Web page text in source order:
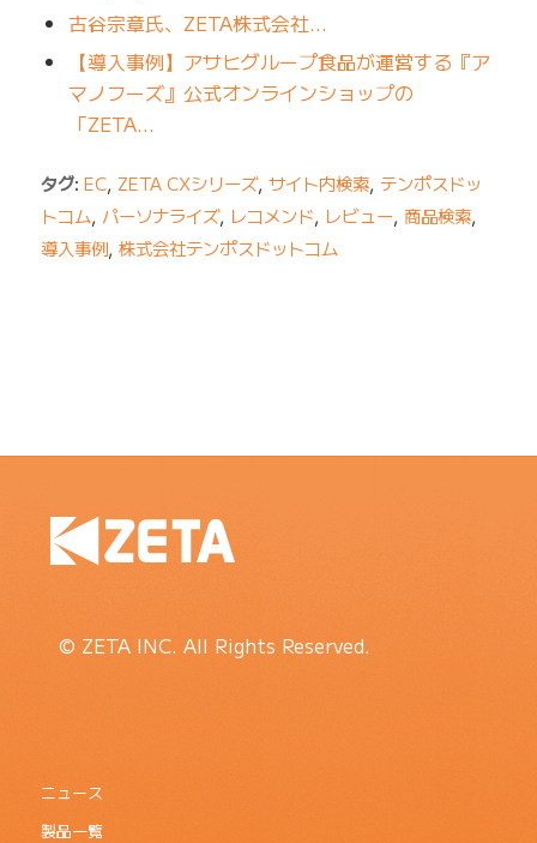
古谷宗章氏、ZETA株式会社…
【導入事例】アサヒグループ食品が運営する『ア
マノフーズ』公式オンラインショップの
「ZETA…
タグ: EC, ZETA CXシリーズ, サイト内検索, テンポスドッ
トコム, パーソナライズ, レコメンド, レビュー, 商品検索,
導入事例, 株式会社テンポスドットコム
© ZETA INC. All Rights Reserved.
ニュース
製品一覧